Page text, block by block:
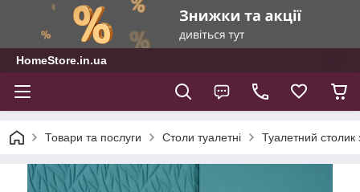
HomeStore.in.ua
Товари та послуги Столи туалетні Туалетний